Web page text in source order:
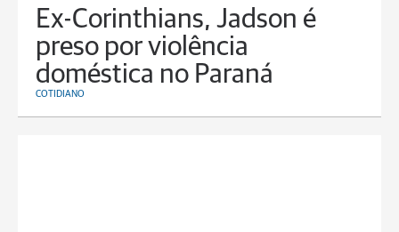
Ex-Corinthians, Jadson é
preso por violência
doméstica no Paraná
COTIDIANO